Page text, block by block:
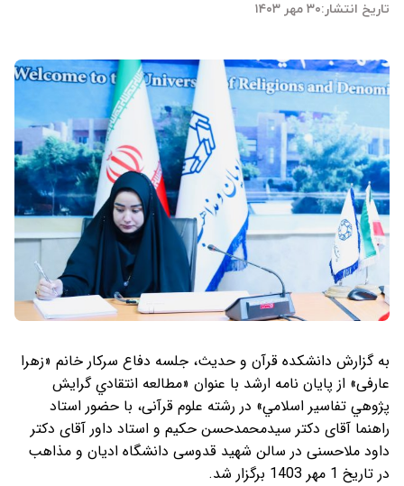
تاریخ انتشار:۳۰ مهر ۱۴۰۳
به گزارش دانشکده قرآن و حدیث، جلسه دفاع سرکار خانم «زهرا
عارفی» از پایان نامه ارشد با عنوان «مطالعه انتقادي گرايش
پژوهي تفاسير اسلامي» در رشته علوم قرآنی، با حضور استاد
راهنما آقای دکتر سیدمحمدحسن حکیم و استاد داور آقای دکتر
داود ملاحسنی در سالن شهید قدوسی دانشگاه ادیان و مذاهب
در تاریخ 1 مهر 1403 برگزار شد.